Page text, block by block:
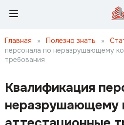
Главная » Полезно знать »
персонала по неразрушающему
требования
Квалификация
неразрушающему